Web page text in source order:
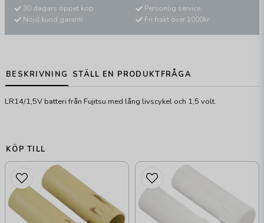
30 dagars öppet köp
Nöjd kund garanti
Personlig service
Fri frakt över 1000kr
BESKRIVNING STÄLL EN PRODUKTFRÅGA
LR14/1,5V batteri från Fujitsu med lång livscykel och 1,5 volt.
KÖP TILL